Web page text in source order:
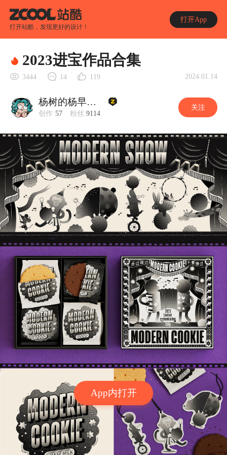
打开站酷，发现更好的设计！
打开App
App内打开
2023进宝作品合集
3444 14 119 2024.01.14
杨树的杨早晨的晨
创作 57 粉丝 9114
关注